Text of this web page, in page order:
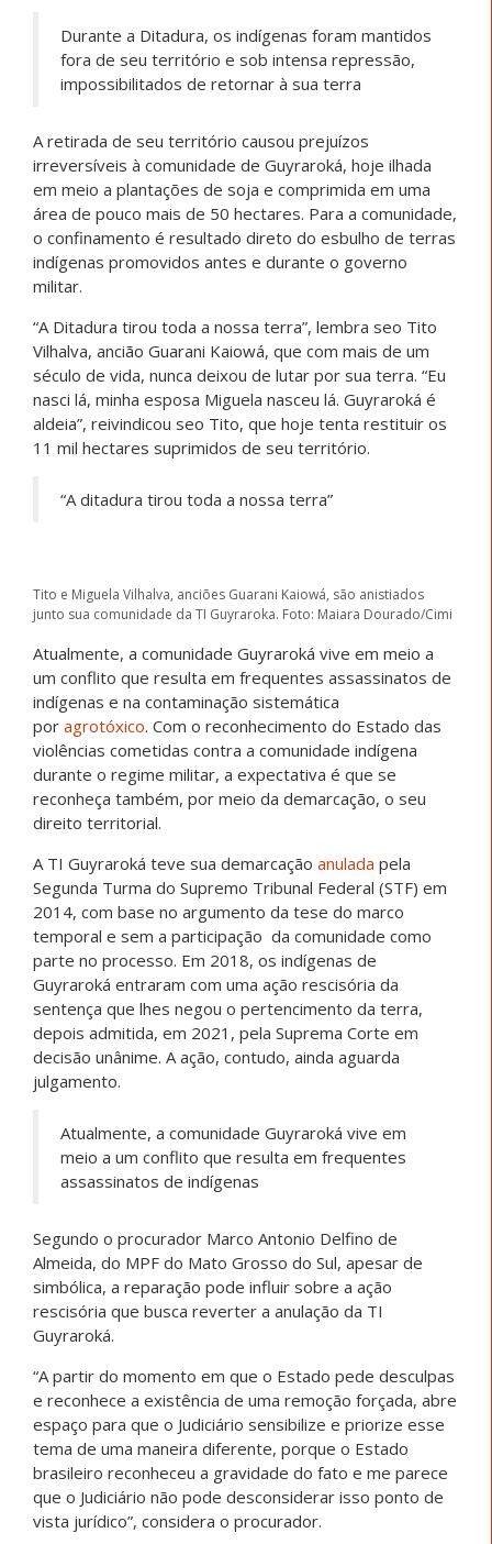
Durante a Ditadura, os indígenas foram mantidos
fora de seu território e sob intensa repressão,
impossibilitados de retornar à sua terra
A retirada de seu território causou prejuízos
irreversíveis à comunidade de Guyraroká, hoje ilhada
em meio a plantações de soja e comprimida em uma
área de pouco mais de 50 hectares. Para a comunidade,
o confinamento é resultado direto do esbulho de terras
indígenas promovidos antes e durante o governo
militar.
“A Ditadura tirou toda a nossa terra”, lembra seo Tito
Vilhalva, ancião Guarani Kaiowá, que com mais de um
século de vida, nunca deixou de lutar por sua terra. “Eu
nasci lá, minha esposa Miguela nasceu lá. Guyraroká é
aldeia”, reivindicou seo Tito, que hoje tenta restituir os
11 mil hectares suprimidos de seu território.
“A ditadura tirou toda a nossa terra”
Tito e Miguela Vilhalva, anciões Guarani Kaiowá, são anistiados
junto sua comunidade da TI Guyraroka. Foto: Maiara Dourado/Cimi
Atualmente, a comunidade Guyraroká vive em meio a
um conflito que resulta em frequentes assassinatos de
indígenas e na contaminação sistemática
por agrotóxico. Com o reconhecimento do Estado das
violências cometidas contra a comunidade indígena
durante o regime militar, a expectativa é que se
reconheça também, por meio da demarcação, o seu
direito territorial.
A TI Guyraroká teve sua demarcação anulada pela
Segunda Turma do Supremo Tribunal Federal (STF) em
2014, com base no argumento da tese do marco
temporal e sem a participação da comunidade como
parte no processo. Em 2018, os indígenas de
Guyraroká entraram com uma ação rescisória da
sentença que lhes negou o pertencimento da terra,
depois admitida, em 2021, pela Suprema Corte em
decisão unânime. A ação, contudo, ainda aguarda
julgamento.
Atualmente, a comunidade Guyraroká vive em
meio a um conflito que resulta em frequentes
assassinatos de indígenas
Segundo o procurador Marco Antonio Delfino de
Almeida, do MPF do Mato Grosso do Sul, apesar de
simbólica, a reparação pode influir sobre a ação
rescisória que busca reverter a anulação da TI
Guyraroká.
“A partir do momento em que o Estado pede desculpas
e reconhece a existência de uma remoção forçada, abre
espaço para que o Judiciário sensibilize e priorize esse
tema de uma maneira diferente, porque o Estado
brasileiro reconheceu a gravidade do fato e me parece
que o Judiciário não pode desconsiderar isso ponto de
vista jurídico”, considera o procurador.